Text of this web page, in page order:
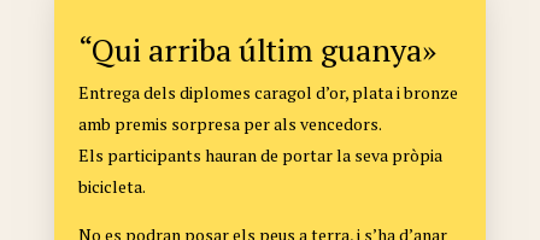
“Qui arriba últim guanya»
Entrega dels diplomes caragol d’or, plata i bronze
amb premis sorpresa per als vencedors.
Els participants hauran de portar la seva pròpia
bicicleta.
No es podran posar els peus a terra, i s’ha d’anar